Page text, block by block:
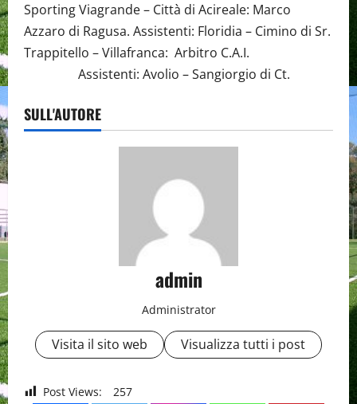
Sporting Viagrande – Città di Acireale: Marco
Azzaro di Ragusa. Assistenti: Floridia – Cimino di Sr.
Trappitello – Villafranca: Arbitro C.A.I.
Assistenti: Avolio – Sangiorgio di Ct.
SULL'AUTORE
admin
Administrator
Visita il sito web Visualizza tutti i post
Post Views: 257